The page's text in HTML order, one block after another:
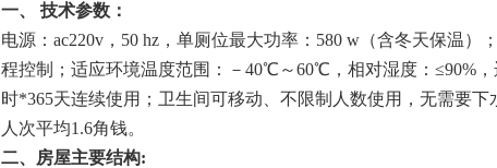
一、 技术参数：
电源： ac220v ， 50 hz ，单厕位最大功率： 580 w （含冬天保温）
程控制；适应环境温度范围：－ 40℃～60℃，相对湿度：≤90%
时*365天连续使用；卫生间可移动、不限制人数使用，无需要
人次平均1.6角钱。
二、房屋主要结构: